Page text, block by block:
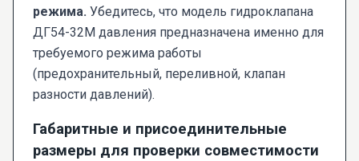
режима. Убедитесь, что модель гидроклапана
ДГ54-32М давления предназначена именно для
требуемого режима работы
(предохранительный, переливной, клапан
разности давлений).
Габаритные и присоединительные
размеры для проверки совместимости